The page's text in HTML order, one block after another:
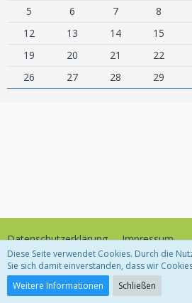
5
6 7 8
12
13 14 15
19
20 21 22
26
27 28 29
Datenschutzerklärung Impressum
Community-Software:
Diese Seite verwendet Cookies. Durch die
Sie sich damit einverstanden, dass wir
Weitere Informationen
Schließen